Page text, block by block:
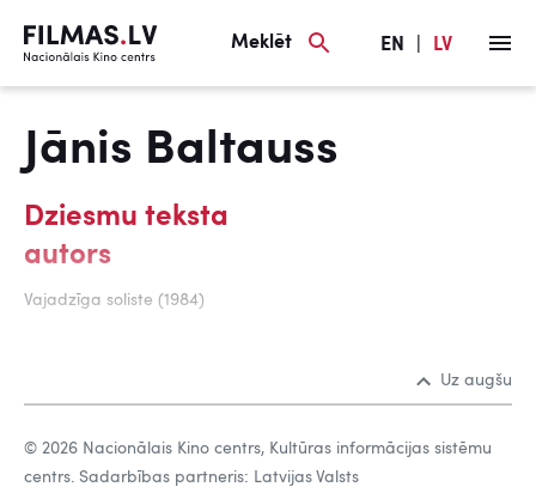
Meklēt EN LV
Jānis Baltauss
Dziesmu teksta
autors
Vajadzīga soliste (1984)
Uz augšu
© 2026 Nacionālais Kino centrs, Kultūras informācijas sistēmu
centrs. Sadarbības partneris: Latvijas Valsts